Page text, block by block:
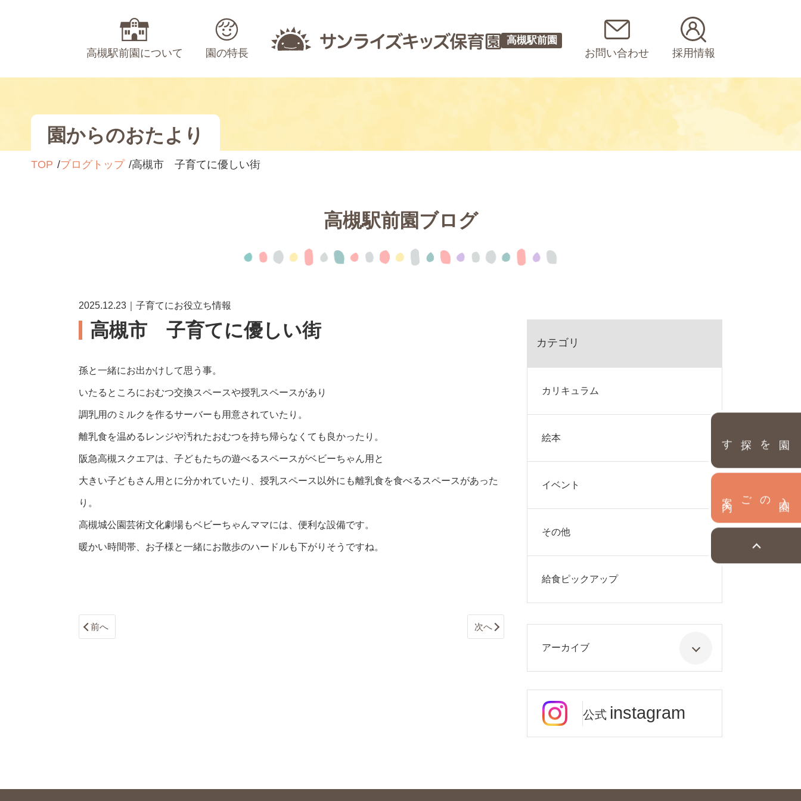
高槻駅前園について 園の特長
高槻駅前園
お問い合わせ 採用情報
園を探す
園からのおたより
TOP ブログトップ 高槻市 子育てに優しい街
高槻駅前園ブログ
2025.12.23｜子育てにお役立ち情報
高槻市 子育てに優しい街
孫と一緒にお出かけして思う事。
いたるところにおむつ交換スペースや授乳スペースがあり
調乳用のミルクを作るサーバーも用意されていたり。
離乳食を温めるレンジや汚れたおむつを持ち帰らなくても良かったり。
阪急高槻スクエアは、子どもたちの遊べるスペースがベビーちゃん用と
大きい子どもさん用とに分かれていたり、授乳スペース以外にも離乳食を食べるスペースがあった
り。
高槻城公園芸術文化劇場もベビーちゃんママには、便利な設備です。
暖かい時間帯、お子様と一緒にお散歩のハードルも下がりそうですね。
前へ 次へ
カテゴリ
カリキュラム
絵本
イベント
その他
給食ピックアップ
アーカイブ
公式 instagram